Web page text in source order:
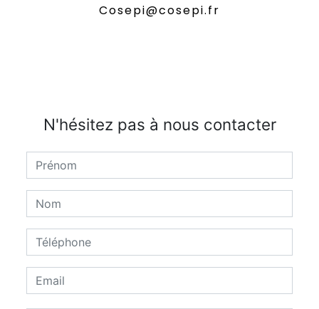
cosepi@cosepi.fr
N'hésitez pas à nous contacter